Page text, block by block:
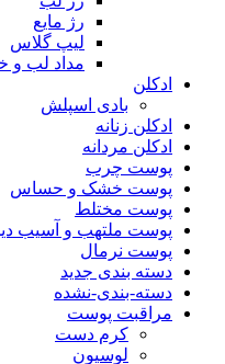
رژ مایع
لیپ گلاس
مداد لب و
ادکلن
بادی اسپلش
ادکلن زنانه
ادکلن مردانه
پوست چرب
پوست خشک و حساس
پوست مختلط
پوست ملتهب و آسیب
پوست نرمال
دسته بندی جدید
دسته-بندی-نشده
مراقبت پوست
کرم دست
لوسیون